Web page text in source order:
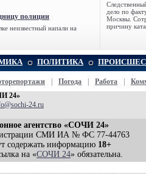
полиции
неизвестный напали на
дело по
Москвы.
причину
ПОЛИТИКА
Погода Работа
24»
24.ru
агентство «СОЧИ 24»
СМИ ИА № ФС 77-44763
содержать информацию 18+
на «СОЧИ 24» обязательна.